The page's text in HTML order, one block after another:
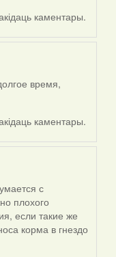
каментары.
время,
каментары.
с
плохого
если такие же
корма в гнездо